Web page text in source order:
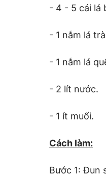
- 4 - 5 cái lá
- 1 nắm lá
- 1 nắm lá
- 2 lít nước.
- 1 ít muối.
Cách làm:
Bước 1: Đun